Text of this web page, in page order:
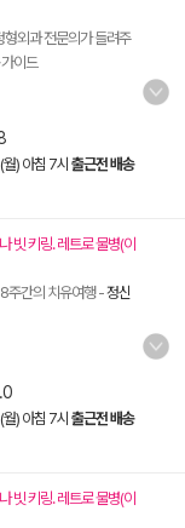
외과 전문의가 들려주
이드
월) 아침 7시 출근전 배송
빗 키링. 레트로 물병(이
주간의 치유여행-정신
월) 아침 7시 출근전 배송
빗 키링. 레트로 물병(이